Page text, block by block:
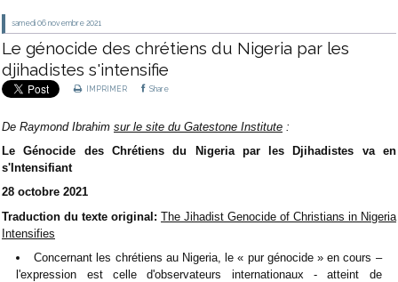
samedi 06 novembre 2021
Le génocide des chrétiens du Nigeria par les
djihadistes s'intensifie
IMPRIMER Share
De Raymond Ibrahim sur le site du Gatestone Institute :
Le Génocide des Chrétiens du Nigeria par les Djihadistes va en
s'Intensifiant
28 octobre 2021
Traduction du texte original: The Jihadist Genocide of Christians in Nigeria
Intensifies
Concernant les chrétiens au Nigeria, le « pur génocide » en cours –
l'expression est celle d'observateurs internationaux - atteint de